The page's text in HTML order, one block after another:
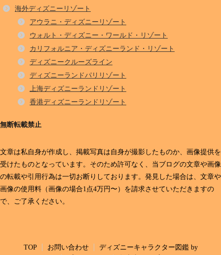
海外ディズニーリゾート
アウラニ・ディズニーリゾート
ウォルト・ディズニー・ワールド・リゾート
カリフォルニア・ディズニーランド・リゾート
ディズニークルーズライン
ディズニーランドパリリゾート
上海ディズニーランドリゾート
香港ディズニーランドリゾート
無断転載禁止
文章は私自身が作成し、掲載写真は自身が撮影したものか、画像提供を
受けたものとなっています。そのため許可なく、当ブログの文章や画像
の転載や引用行為は一切お断りしております。発見した場合は、文章や
画像の使用料（画像の場合1点4万円〜）を請求させていただきますの
で、ご了承ください。
TOP お問い合わせ
ディズニーキャラクター図鑑 by